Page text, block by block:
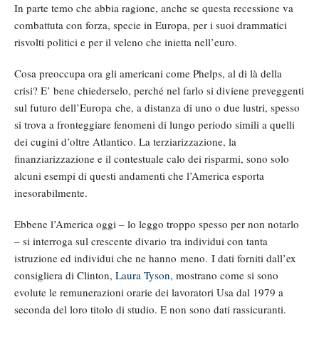
In parte temo che abbia ragione, anche se questa recessione va
combattuta con forza, specie in Europa, per i suoi drammatici
risvolti politici e per il veleno che inietta nell’euro.
Cosa preoccupa ora gli americani come Phelps, al di là della
crisi? E’ bene chiederselo, perché nel farlo si diviene preveggenti
sul futuro dell’Europa che, a distanza di uno o due lustri, spesso
si trova a fronteggiare fenomeni di lungo periodo simili a quelli
dei cugini d’oltre Atlantico. La terziarizzazione, la
finanziarizzazione e il contestuale calo dei risparmi, sono solo
alcuni esempi di questi andamenti che l’America esporta
inesorabilmente.
Ebbene l’America oggi – lo leggo troppo spesso per non notarlo
– si interroga sul crescente divario tra individui con tanta
istruzione ed individui che ne hanno meno. I dati forniti dall’ex
consigliera di Clinton, Laura Tyson, mostrano come si sono
evolute le remunerazioni orarie dei lavoratori Usa dal 1979 a
seconda del loro titolo di studio. E non sono dati rassicuranti.